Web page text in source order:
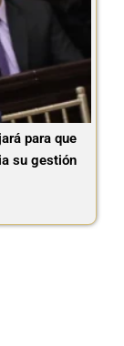
para que
su gestión